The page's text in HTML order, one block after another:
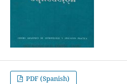
PDF (Spanish)